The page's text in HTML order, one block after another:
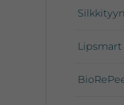
Lipsmart